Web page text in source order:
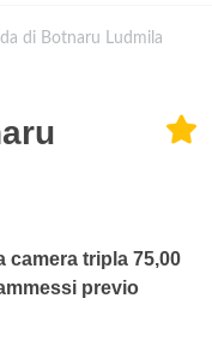
di Botnaru Ludmila
camera tripla 75,00
previo